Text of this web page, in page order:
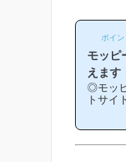
ポイ
モッピ
えます
◎モッ
トサイ
ンの内